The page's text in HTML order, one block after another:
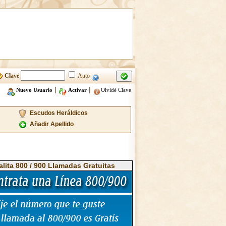
Clave Auto
Nuevo Usuario | Activar| Olvidé Clave
Escudos Heráldicos
Añadir Apellido
800 / 900 Llamadas Gratuitas